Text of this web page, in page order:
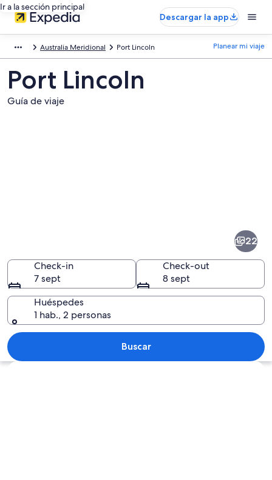
Ir a la sección principal
Descargar la app
Australia Meridional Port Lincoln Planear mi viaje
Port Lincoln
Guía de viaje
Una marina con varias
22
Check-in
7 sept
Check-out
8 sept
Huéspedes
1 hab., 2 personas
Buscar
Ver mapa